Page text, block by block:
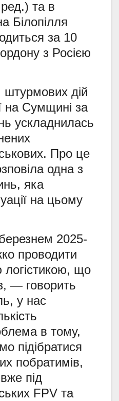
та в
Білопілля
за 10
з Росією
дій
на Сумщині за
ускладнилась
Про це
одна з
яка
на цьому
2025-
проводити
логістикою, що
— говорить
у нас
в тому,
підібратися
побратимів,
під
FPV та